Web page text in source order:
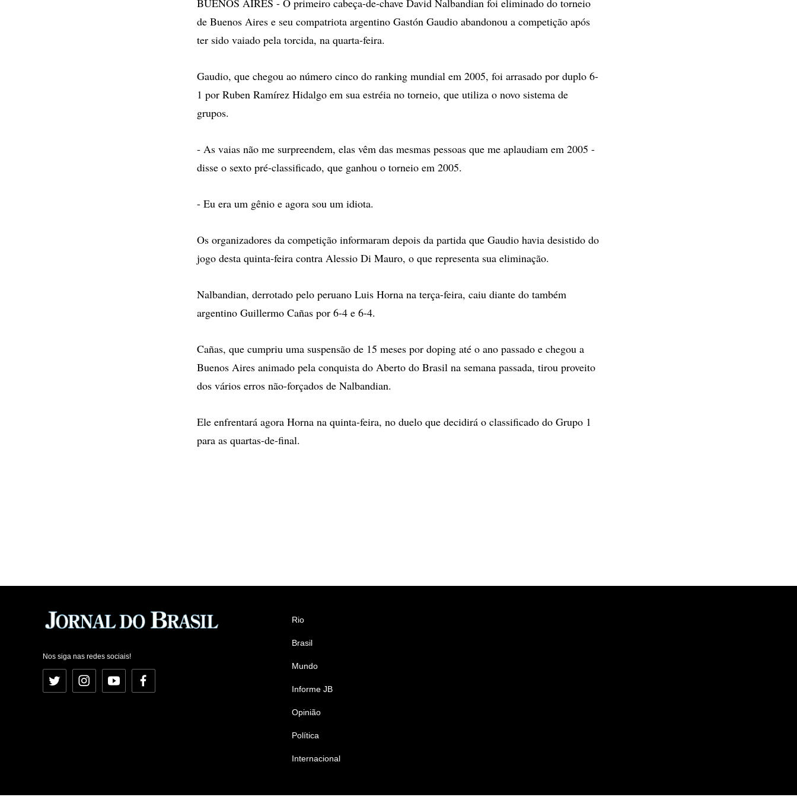
BUENOS AIRES - O primeiro cabeça-de-chave David Nalbandian foi eliminado do torneio
de Buenos Aires e seu compatriota argentino Gastón Gaudio abandonou a competição após
ter sido vaiado pela torcida, na quarta-feira.
Gaudio, que chegou ao número cinco do ranking mundial em 2005, foi arrasado por duplo 6-
1 por Ruben Ramírez Hidalgo em sua estréia no torneio, que utiliza o novo sistema de
grupos.
- As vaias não me surpreendem, elas vêm das mesmas pessoas que me aplaudiam em 2005 -
disse o sexto pré-classificado, que ganhou o torneio em 2005.
- Eu era um gênio e agora sou um idiota.
Os organizadores da competição informaram depois da partida que Gaudio havia desistido do
jogo desta quinta-feira contra Alessio Di Mauro, o que representa sua eliminação.
Nalbandian, derrotado pelo peruano Luis Horna na terça-feira, caiu diante do também
argentino Guillermo Cañas por 6-4 e 6-4.
Cañas, que cumpriu uma suspensão de 15 meses por doping até o ano passado e chegou a
Buenos Aires animado pela conquista do Aberto do Brasil na semana passada, tirou proveito
dos vários erros não-forçados de Nalbandian.
Ele enfrentará agora Horna na quinta-feira, no duelo que decidirá o classificado do Grupo 1
para as quartas-de-final.
Nos siga nas redes sociais!
Twitter InstagramYouTubeFacebook
Rio
Brasil
Mundo
Informe JB
Opinião
Política
Internacional